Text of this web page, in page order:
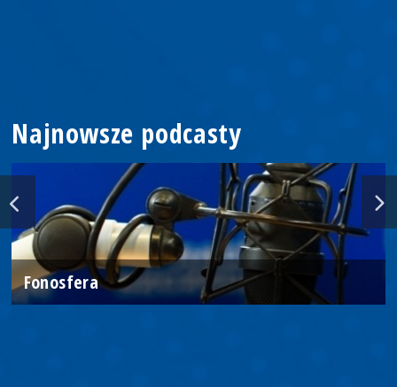
Najnowsze podcasty
Fonosfera